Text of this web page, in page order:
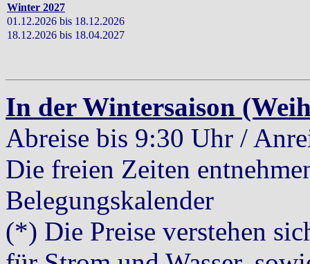
Winter 2027
01.12.2026 bis 18.12.2026
18.12.2026 bis 18.04.2027
In der Wintersaison
Abreise bis 9:30 Uhr /
Die freien Zeiten
Belegungskalender
(*) Die Preise verstehen